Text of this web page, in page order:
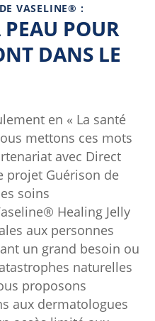
VASELINE® :
POUR
DANS LE
en « La santé
mettons ces mots
avec Direct
projet Guérison de
soins
Healing Jelly
aux personnes
un grand besoin ou
naturelles
proposons
aux dermatologues